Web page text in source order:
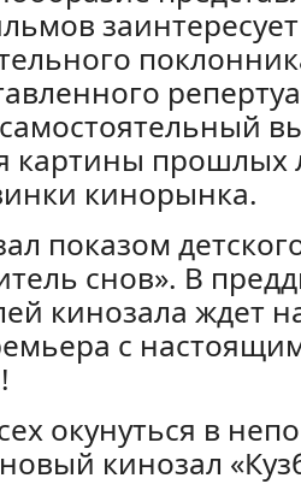
картины прошлых
кинорынка.
показом
снов». В
кинозала ждет
с
окунуться в
кинозал